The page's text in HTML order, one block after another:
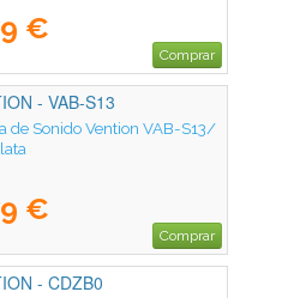
€
Comprar
- VAB-S13
de Sonido Vention VAB-S13/
€
Comprar
- CDZB0